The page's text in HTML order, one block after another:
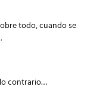
todo, cuando se
contrario…